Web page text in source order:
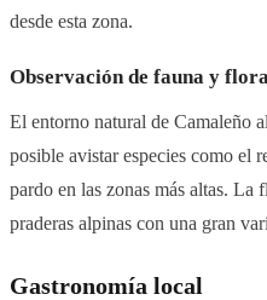
desde esta zona.
Observación de fauna y flora
El entorno natural de Camaleño
posible avistar especies como el
pardo en las zonas más altas.
praderas alpinas con una gran
Gastronomía local